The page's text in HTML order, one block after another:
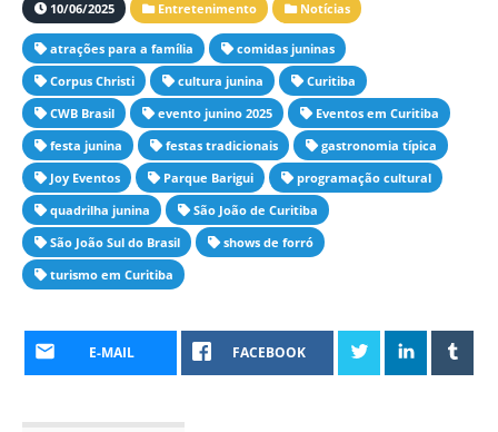
10/06/2025 Entretenimento Notícias
atrações para a família
comidas juninas
Corpus Christi
cultura junina
Curitiba
CWB Brasil
evento junino 2025
Eventos em Curitiba
festa junina
festas tradicionais
gastronomia típica
Joy Eventos
Parque Barigui
programação cultural
quadrilha junina
São João de Curitiba
São João Sul do Brasil
shows de forró
turismo em Curitiba
E-MAIL FACEBOOK